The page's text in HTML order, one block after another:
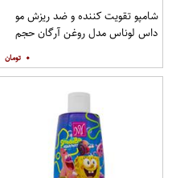
شامپو تقویت کننده و ضد ریزش مو
داس لوناس مدل روغن آرگان حجم
۰